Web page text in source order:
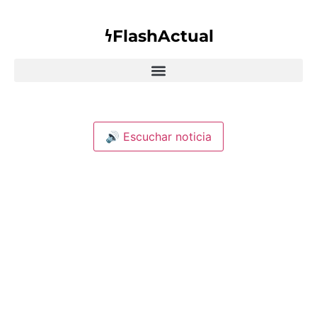
𐓏FlashActual
🔊 Escuchar noticia